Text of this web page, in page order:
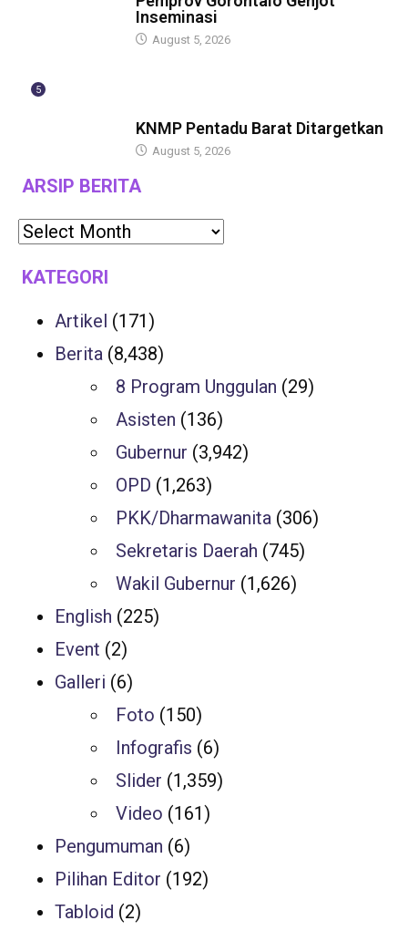
Inseminasi
August 5, 2026
5
KNMP Pentadu Barat Ditargetkan
August 5, 2026
ARSIP BERITA
KATEGORI
Artikel (171)
Berita (8,438)
8 Program Unggulan (29)
Asisten (136)
Gubernur (3,942)
OPD (1,263)
PKK/Dharmawanita (306)
Sekretaris Daerah (745)
Wakil Gubernur (1,626)
English (225)
Event (2)
Galleri (6)
Foto (150)
Infografis (6)
Slider (1,359)
Video (161)
Pengumuman (6)
Pilihan Editor (192)
Tabloid (2)